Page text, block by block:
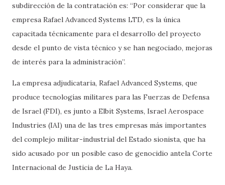
subdirección de la contratación es: “Por considerar que la
empresa Rafael Advanced Systems LTD, es la única
capacitada técnicamente para el desarrollo del proyecto
desde el punto de vista técnico y se han negociado, mejoras
de interés para la administración”.
La empresa adjudicataria, Rafael Advanced Systems, que
produce tecnologías militares para las Fuerzas de Defensa
de Israel (FDI), es junto a Elbit Systems, Israel Aerospace
Industries (IAI) una de las tres empresas más importantes
del complejo militar-industrial del Estado sionista, que ha
sido acusado por un posible caso de genocidio antela Corte
Internacional de Justicia de La Haya.